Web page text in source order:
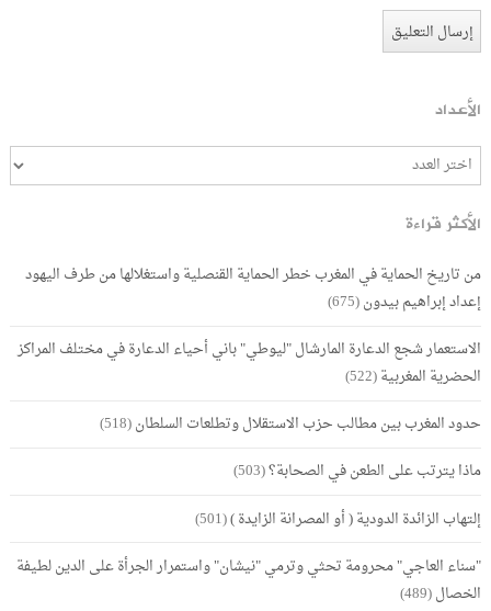
الأعداد
الأكثر قراءة
من تاريخ الحماية في المغرب خطر الحماية القنصلية واستغلالها من طرف اليهود
إعداد إبراهيم بيدون(675)
الاستعمار شجع الدعارة المارشال "ليوطي" باني أحياء الدعارة في مختلف المراكز
الحضرية المغربية(522)
حدود المغرب بين مطالب حزب الاستقلال وتطلعات السلطان(518)
ماذا يترتب على الطعن في الصحابة؟(503)
إلتهاب الزائدة الدودية ( أو المصرانة الزايدة )(501)
"سناء العاجي" محرومة تحثي وترمي "نيشان" واستمرار الجرأة على الدين لطيفة
الخصال(489)